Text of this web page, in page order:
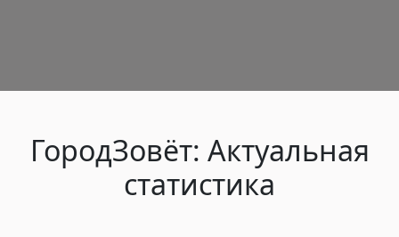
ГородЗовёт: Актуальная
статистика